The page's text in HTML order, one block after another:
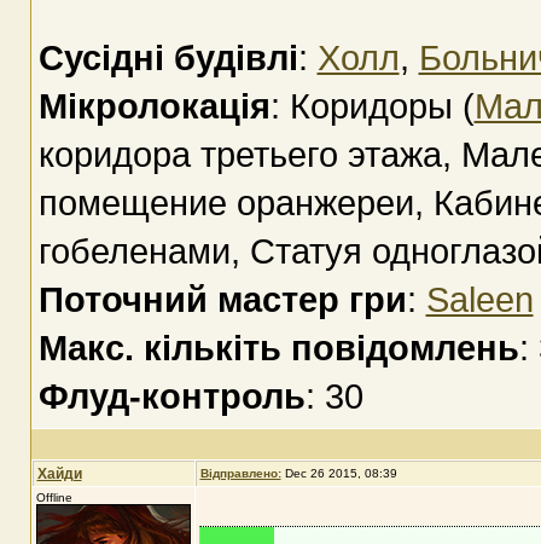
Сусідні будівлі: Холл,
Мікролокація: Коридоры (
коридора третьего этажа,
помещение оранжереи,
гобеленами, Статуя
Поточний мастер гри: Saleen
Макс. кількіть повідомлень:
Флуд-контроль: 30
Хайди Відправлено: Dec 26 2015, 08:39
Offline